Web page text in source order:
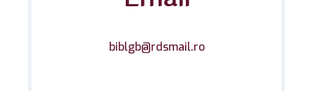
biblgb@rdsmail.ro